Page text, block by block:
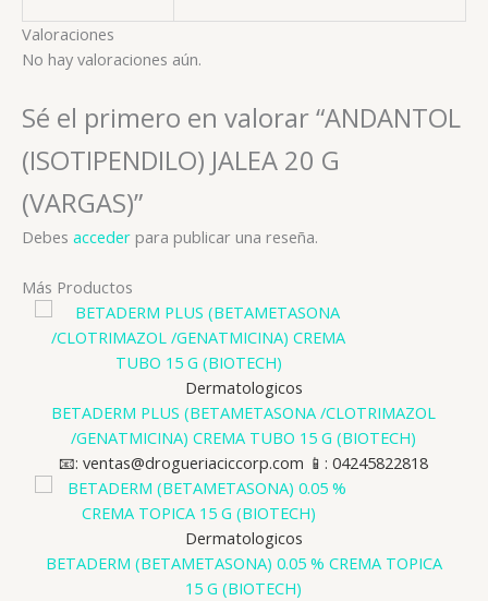
Valoraciones
No hay valoraciones aún.
Sé el primero en valorar “ANDANTOL
(ISOTIPENDILO) JALEA 20 G
(VARGAS)”
Debes acceder para publicar una reseña.
Más Productos
Dermatologicos
BETADERM PLUS (BETAMETASONA /CLOTRIMAZOL
/GENATMICINA) CREMA TUBO 15 G (BIOTECH)
📧: ventas@drogueriaciccorp.com 📱: 04245822818
Dermatologicos
BETADERM (BETAMETASONA) 0.05 % CREMA TOPICA
15 G (BIOTECH)